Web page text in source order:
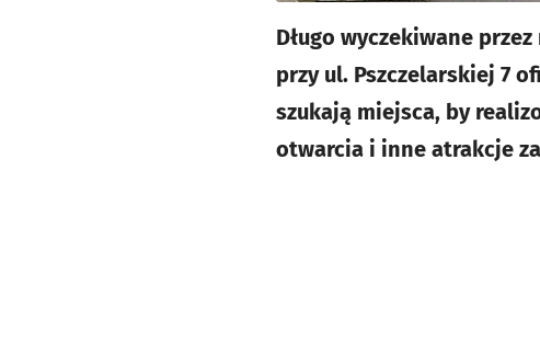
Długo wyczekiwane
przy ul. Pszczelarskiej 7
szukają miejsca, by
otwarcia i inne atrakcje